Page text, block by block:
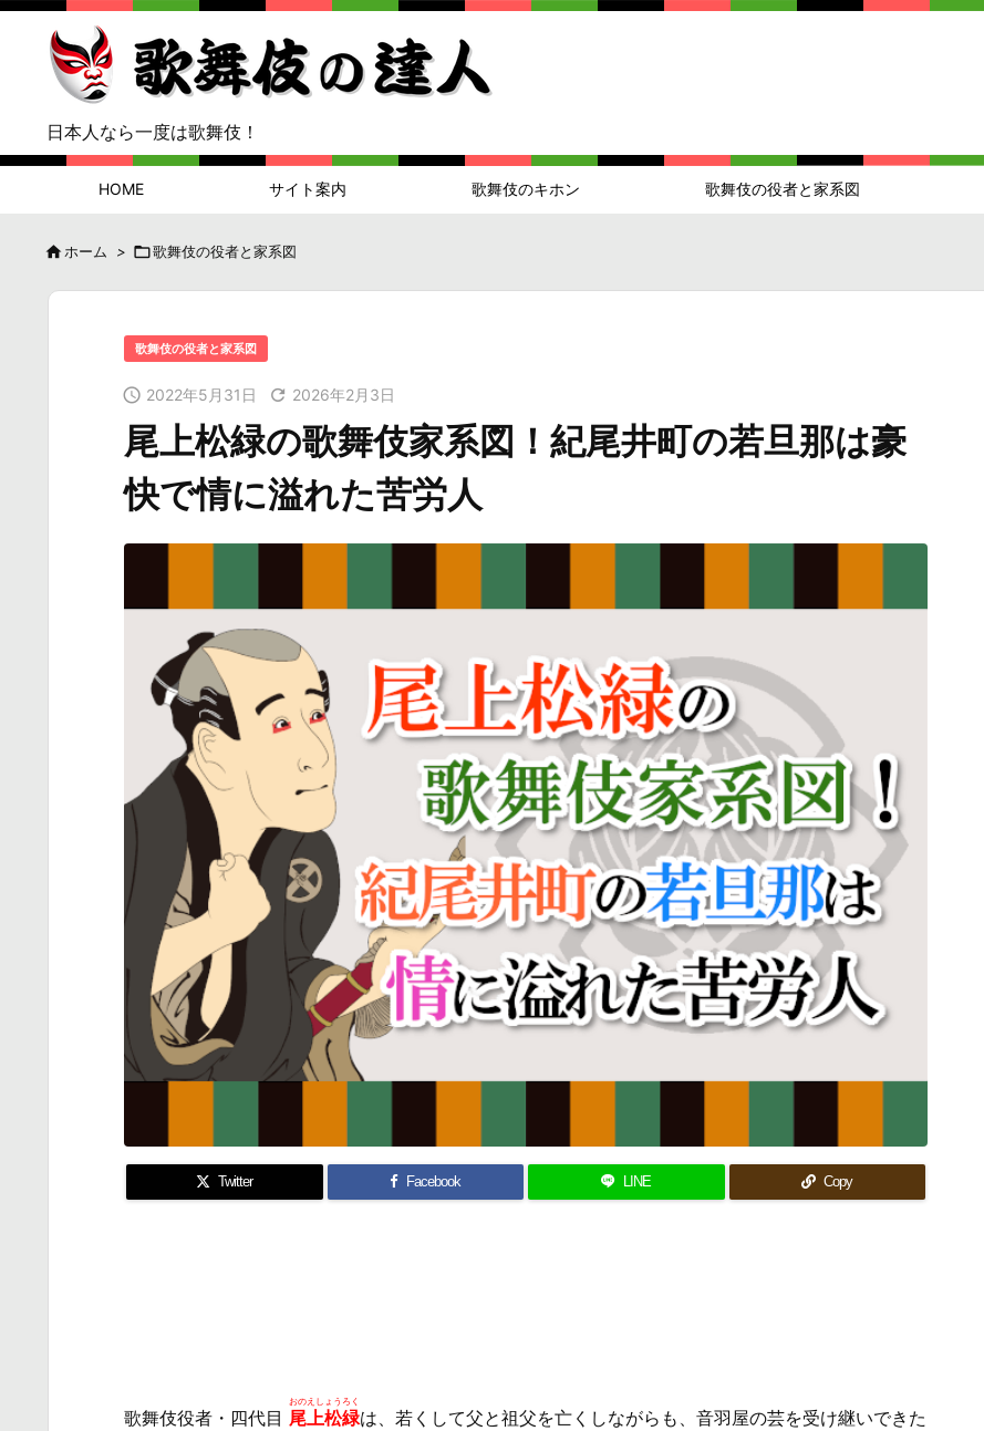
日本人なら一度は歌舞伎！
HOME サイト案内 歌舞伎のキホン 歌舞伎の役者と家系図
 ホーム > 歌舞伎の役者と家系図
歌舞伎の役者と家系図
 2022年5月31日  2026年2月3日
尾上松緑の歌舞伎家系図！紀尾井町の若旦那は豪
快で情に溢れた苦労人
Twitter Facebook LINE Copy
歌舞伎役者・四代目 尾上松緑
おのえしょうろく
は、若くして父と祖父を亡くしながらも、音羽屋の芸を受け継いできた